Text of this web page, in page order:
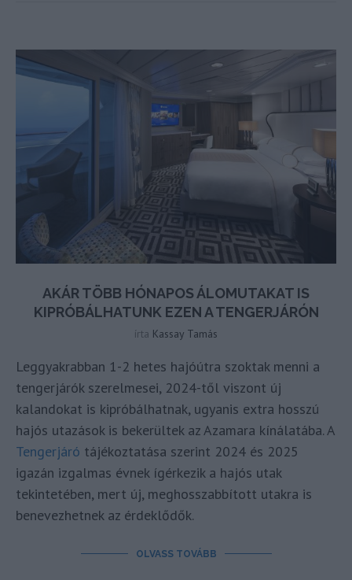
AKÁR TÖBB HÓNAPOS ÁLOMUTAKAT IS
KIPRÓBÁLHATUNK EZEN A TENGERJÁRÓN
írta Kassay Tamás
Leggyakrabban 1-2 hetes hajóútra szoktak menni a
tengerjárók szerelmesei, 2024-től viszont új
kalandokat is kipróbálhatnak, ugyanis extra hosszú
hajós utazások is bekerültek az Azamara kínálatába. A
Tengerjáró tájékoztatása szerint 2024 és 2025
igazán izgalmas évnek ígérkezik a hajós utak
tekintetében, mert új, meghosszabbított utakra is
benevezhetnek az érdeklődők.
OLVASS TOVÁBB